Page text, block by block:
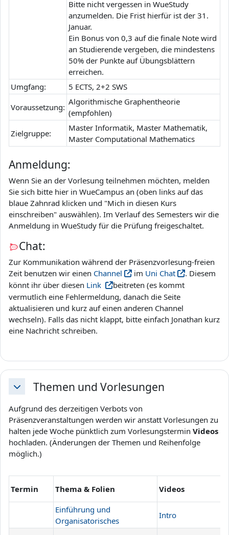
Bitte nicht vergessen in WueStudy
anzumelden. Die Frist hierfür ist der 31.
Januar.
Ein Bonus von 0,3 auf die finale Note wird
an Studierende vergeben, die mindestens
50% der Punkte auf Übungsblättern
erreichen.
Umgfang:
5 ECTS, 2+2 SWS
Voraussetzung:
Algorithmische Graphentheorie
(empfohlen)
Zielgruppe:
Master Informatik, Master Mathematik,
Master Computational Mathematics
Anmeldung:
Wenn Sie an der Vorlesung teilnehmen möchten, melden
Sie sich bitte hier in WueCampus an (oben links auf das
blaue Zahnrad klicken und "Mich in diesen Kurs
einschreiben" auswählen). Im Verlauf des Semesters wir die
Anmeldung in WueStudy für die Prüfung freigeschaltet.
Chat:
Zur Kommunikation während der Präsenzvorlesung-freien
Zeit benutzen wir einen Channel im Uni Chat
. Diesem
könnt ihr über diesen Link
beitreten (es kommt
vermutlich eine Fehlermeldung, danach die Seite
aktualisieren und kurz auf einen anderen Channel
wechseln). Falls das nicht klappt, bitte einfach Jonathan kurz
eine Nachricht schreiben.
EinklappenThemen und Vorlesungen
Aufgrund des derzeitigen Verbots von
Präsenzveranstaltungen werden wir anstatt Vorlesungen zu
halten jede Woche pünktlich zum Vorlesungstermin Videos
hochladen. (Änderungen der Themen und Reihenfolge
möglich.)
Termin Thema & Folien Videos
Einführung und
Organisatorisches
Intro